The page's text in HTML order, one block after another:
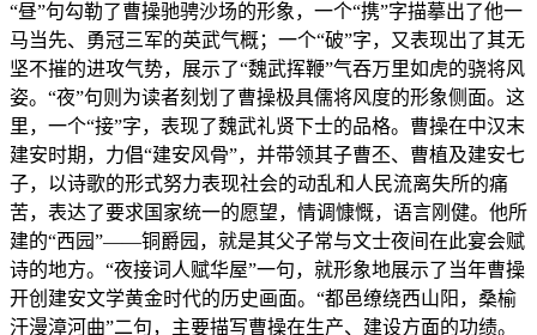
“昼”句勾勒了曹操驰骋沙场的形象，一个“携”字描摹出了他一
马当先、勇冠三军的英武气概；一个“破”字，又表现出了其无
坚不摧的进攻气势，展示了“魏武挥鞭”气吞万里如虎的骁将风
姿。“夜”句则为读者刻划了曹操极具儒将风度的形象侧面。这
里，一个“接”字，表现了魏武礼贤下士的品格。曹操在中汉末
建安时期，力倡“建安风骨”，并带领其子曹丕、曹植及建安七
子，以诗歌的形式努力表现社会的动乱和人民流离失所的痛
苦，表达了要求国家统一的愿望，情调慷慨，语言刚健。他所
建的“西园”——铜爵园，就是其父子常与文士夜间在此宴会赋
诗的地方。“夜接词人赋华屋”一句，就形象地展示了当年曹操
开创建安文学黄金时代的历史画面。“都邑缭绕西山阳，桑榆
汗漫漳河曲”二句，主要描写曹操在生产、建设方面的功绩。